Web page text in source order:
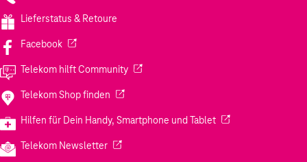
Lieferstatus & Retoure
Facebook(Wird in einem neuen Tab geöffnet)
Telekom hilft Community(Wird in einem neuen Tab geöffnet)
Telekom Shop finden (Wird in einem neuen Tab geöffnet)
Hilfen für Dein Handy, Smartphone und Tablet(Wird in einem
Telekom Newsletter(Wird in einem neuen Tab geöffnet)